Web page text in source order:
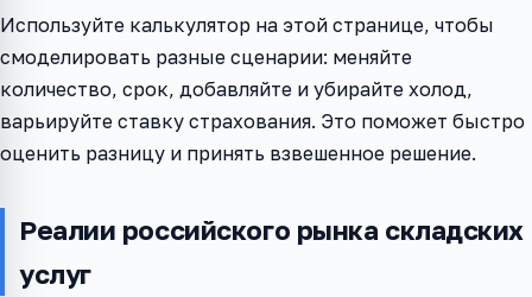
Используйте калькулятор на этой странице, чтобы
смоделировать разные сценарии: меняйте
количество, срок, добавляйте и убирайте холод,
варьируйте ставку страхования. Это поможет быстро
оценить разницу и принять взвешенное решение.
Реалии российского рынка складских
услуг